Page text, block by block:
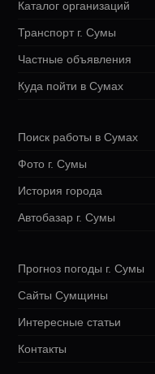
Каталог организаций
Транспорт г. Сумы
Частные объявления
Куда пойти в Сумах
Поиск работы в Сумах
Фото г. Сумы
История города
Автобазар г. Сумы
Прогноз погоды г. Сумы
Сайты Сумщины
Интересные статьи
Контакты